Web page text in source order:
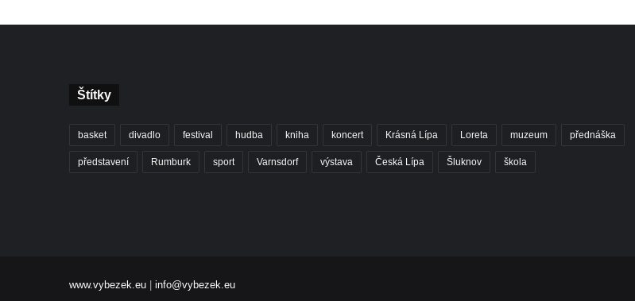
Štítky
basket divadlo festival hudba kniha koncert Krásná Lípa Loreta muzeum přednáška
představení Rumburk sport Varnsdorf výstava Česká Lípa Šluknov škola
www.vybezek.eu info@vybezek.eu